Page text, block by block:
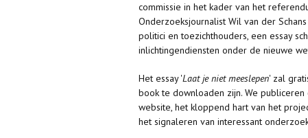
commissie in het kader van het
Onderzoeksjournalist Wil van der
politici en toezichthouders, een essay
inlichtingendiensten onder de nieuwe
Het essay 'Laat je niet meeslepen' zal
book te downloaden zijn. We publiceren
website, het kloppend hart van het
het signaleren van interessant